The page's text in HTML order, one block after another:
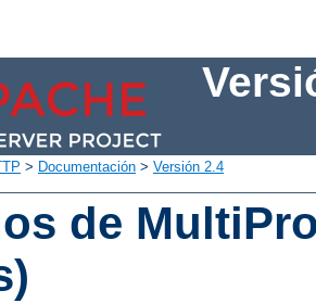
> Documentación > Versión 2.4
de